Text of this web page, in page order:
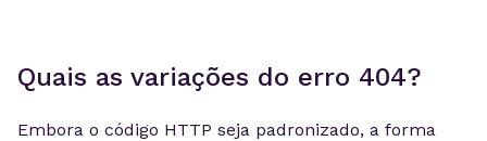
Quais as variações do erro 404?
Embora o código HTTP seja padronizado, a forma